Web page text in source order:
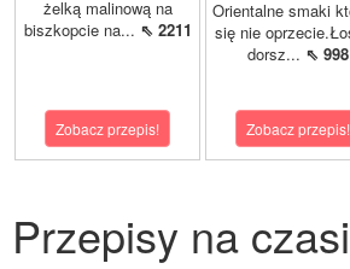
żelką malinową na
biszkopcie na... ⇖ 2211
Zobacz przepis!
Orientalne smaki
się nie
dorsz... ⇖ 998
Zobacz przepis!
Przepisy na